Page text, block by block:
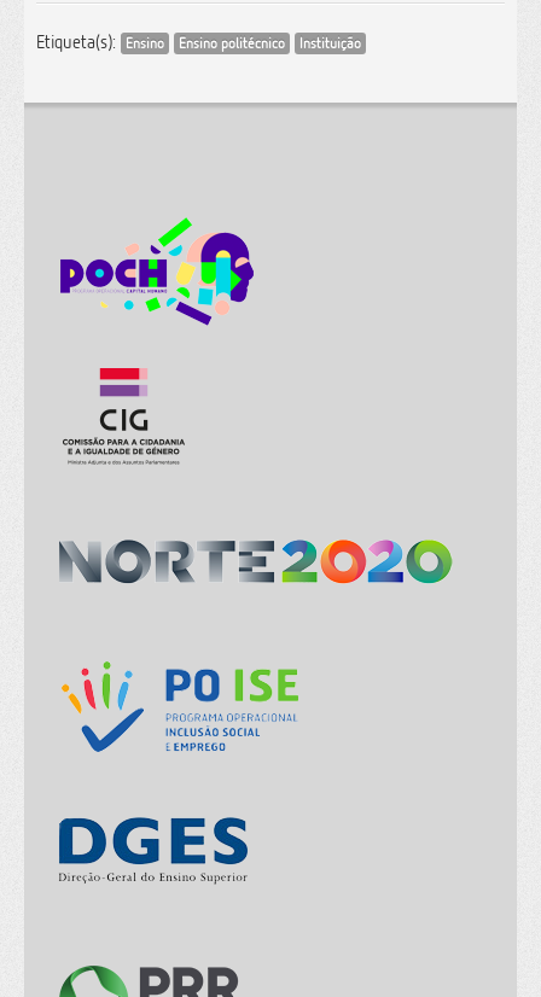
Etiqueta(s): Ensino Ensino politécnico Instituição